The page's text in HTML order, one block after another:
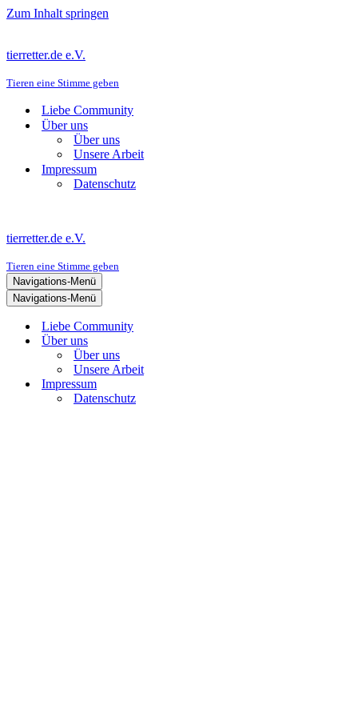
Zum Inhalt springen
tierretter.de e.V.
Tieren eine Stimme geben
Liebe Community
Über uns
Über uns
Unsere Arbeit
Impressum
Datenschutz
tierretter.de e.V.
Tieren eine Stimme geben
Navigations-Menü
Navigations-Menü
Liebe Community
Über uns
Über uns
Unsere Arbeit
Impressum
Datenschutz